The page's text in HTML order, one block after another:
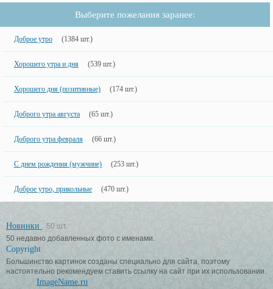
Выберите пожелания заранее:
Доброе утро (1384 шт.)
Хорошего утра и дня (539 шт.)
Хорошего дня (позитивные) (174 шт.)
Доброго утра августа (65 шт.)
Доброго утра февраля (66 шт.)
С днем рождения (мужчине) (253 шт.)
Доброе утро, прикольные (470 шт.)
Новинки
50 шт.
50 недавно добавленных фото с именами.
Copyright
Большинство картинок созданы специально для сайта, поэтому
настоятельно рекомендуем ставить ссылку на сайт при их использовании.
ImageName.ru